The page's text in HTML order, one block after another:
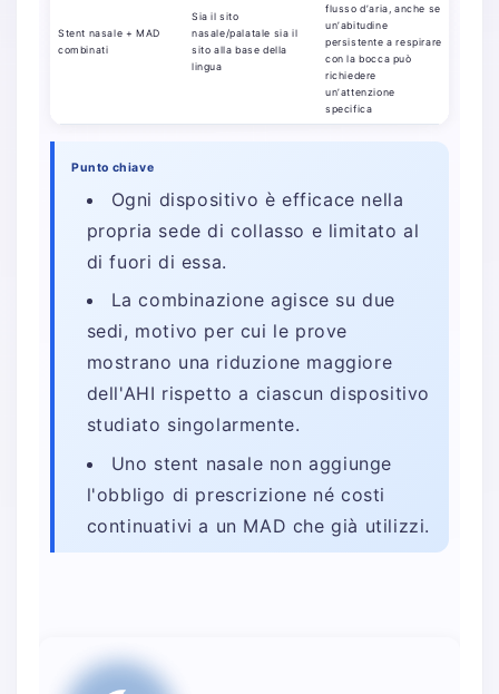
Stent nasale + MAD
combinati
Sia il sito
nasale/palatale sia il
sito alla base della
lingua
flusso d’aria, anche se
un’abitudine
persistente a respirare
con la bocca può
richiedere
un’attenzione
specifica
Punto chiave
Ogni dispositivo è efficace nella
propria sede di collasso e limitato al
di fuori di essa.
La combinazione agisce su due
sedi, motivo per cui le prove
mostrano una riduzione maggiore
dell'AHI rispetto a ciascun dispositivo
studiato singolarmente.
Uno stent nasale non aggiunge
l'obbligo di prescrizione né costi
continuativi a un MAD che già utilizzi.